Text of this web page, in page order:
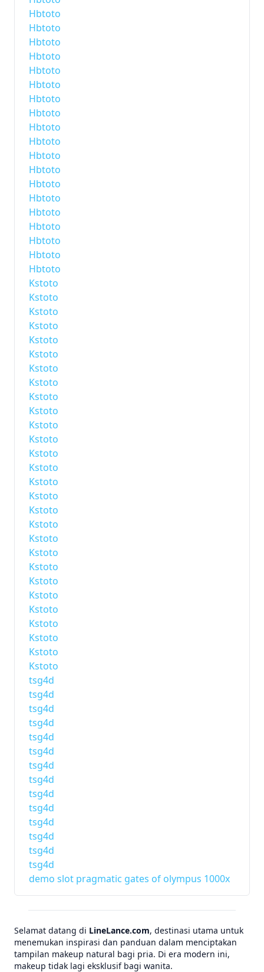
Hbtoto
Hbtoto
Hbtoto
Hbtoto
Hbtoto
Hbtoto
Hbtoto
Hbtoto
Hbtoto
Hbtoto
Hbtoto
Hbtoto
Hbtoto
Hbtoto
Hbtoto
Hbtoto
Hbtoto
Hbtoto
Hbtoto
Kstoto
Kstoto
Kstoto
Kstoto
Kstoto
Kstoto
Kstoto
Kstoto
Kstoto
Kstoto
Kstoto
Kstoto
Kstoto
Kstoto
Kstoto
Kstoto
Kstoto
Kstoto
Kstoto
Kstoto
Kstoto
Kstoto
Kstoto
Kstoto
Kstoto
Kstoto
Kstoto
Kstoto
tsg4d
tsg4d
tsg4d
tsg4d
tsg4d
tsg4d
tsg4d
tsg4d
tsg4d
tsg4d
tsg4d
tsg4d
tsg4d
tsg4d
demo slot pragmatic gates of olympus 1000x
Selamat datang di LineLance.com, destinasi utama untuk
menemukan inspirasi dan panduan dalam menciptakan
tampilan makeup natural bagi pria. Di era modern ini,
makeup tidak lagi eksklusif bagi wanita.